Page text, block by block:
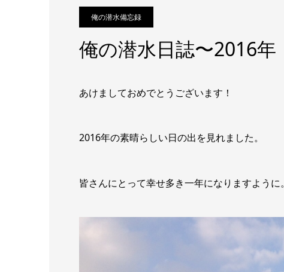
俺の潜水備忘録
俺の潜水日誌〜2016年
あけましておめでとうございます！
2016年の素晴らしい日の出を見れました。
皆さんにとって幸せ多き一年になりますように。